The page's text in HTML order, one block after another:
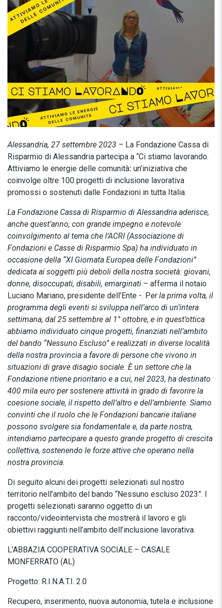
Alessandria, 27 settembre 2023 – La Fondazione Cassa di
Risparmio di Alessandria partecipa a “Ci stiamo lavorando.
Attiviamo le energie delle comunità: un’iniziativa che
coinvolge oltre 100 progetti di inclusione lavorativa
promossi o sostenuti dalle Fondazioni in tutta Italia.
La Fondazione Cassa di Risparmio di Alessandria aderisce,
anche quest’anno, con grande impegno e notevole
coinvolgimento al tema che l’ACRI (Associazione di
Fondazioni e Casse di Risparmio Spa) ha individuato in
occasione della “XI Giornata Europea delle Fondazioni”
dedicata ai soggetti più deboli della nostra società: giovani,
donne, disoccupati, disabili, emarginati – afferma il notaio
Luciano Mariano, presidente dell’Ente -. Per la prima volta, il
programma degli eventi si sviluppa nell’arco di un’intera
settimana, dal 25 settembre al 1° ottobre, e in quest’ottica
abbiamo individuato cinque progetti, finanziati nell’ambito
del bando “Nessuno Escluso” e realizzati in diverse località
della nostra provincia a favore di persone che vivono in
situazioni di grave disagio sociale. È un settore che la
Fondazione ritiene prioritario e a cui, nel 2023, ha destinato
400 mila euro per sostenere attività in grado di favorire la
coesione sociale, il rispetto dell’altro e dell’ambiente. Siamo
convinti che il ruolo che le Fondazioni bancarie italiane
possono svolgere sia fondamentale e, da parte nostra,
intendiamo partecipare a questo grande progetto di crescita
collettiva, sostenendo le forze attive che operano nella
nostra provincia.
Di seguito alcuni dei progetti selezionati sul nostro
territorio nell’ambito del bando “Nessuno escluso 2023”. I
progetti selezionati saranno oggetto di un
racconto/videointervista che mostrerà il lavoro e gli
obiettivi raggiunti nell’ambito dell’inclusione lavorativa.
L’ABBAZIA COOPERATIVA SOCIALE – CASALE
MONFERRATO (AL)
Progetto: R.I.N.A.T.I. 2.0
Recupero, inserimento, nuova autonomia, tutela e inclusione